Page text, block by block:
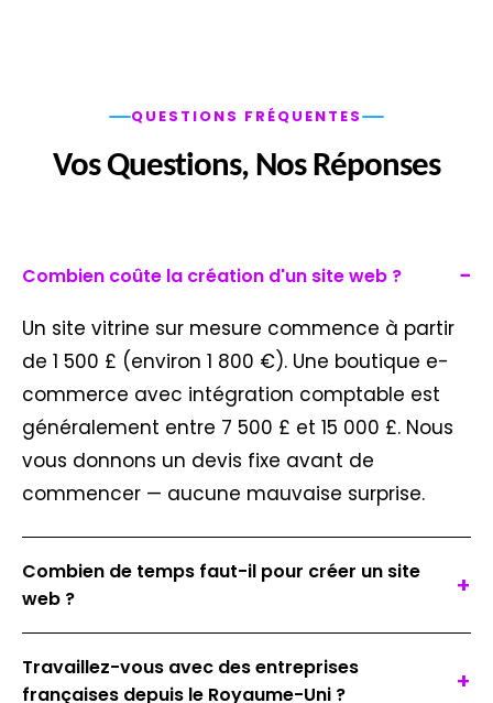
QUESTIONS FRÉQUENTES
Vos Questions, Nos Réponses
Combien coûte la création d'un site web ? −
Un site vitrine sur mesure commence à partir
de 1 500 £ (environ 1 800 €). Une boutique e-
commerce avec intégration comptable est
généralement entre 7 500 £ et 15 000 £. Nous
vous donnons un devis fixe avant de
commencer — aucune mauvaise surprise.
Combien de temps faut-il pour créer un site
web ?
+
Travaillez-vous avec des entreprises
françaises depuis le Royaume-Uni ?
+